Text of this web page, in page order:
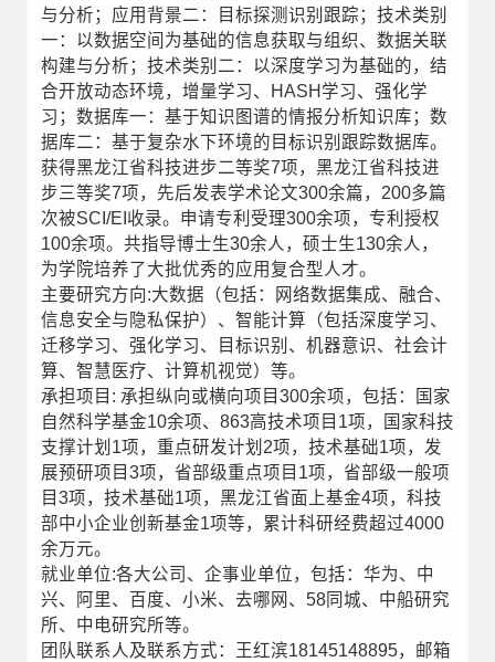
与分析；应用背景二：目标探测识别跟踪；技术类别
一：以数据空间为基础的信息获取与组织、数据关联
构建与分析；技术类别二：以深度学习为基础的，结
合开放动态环境，增量学习、HASH学习、强化学
习；数据库一：基于知识图谱的情报分析知识库；数
据库二：基于复杂水下环境的目标识别跟踪数据库。
获得黑龙江省科技进步二等奖7项，黑龙江省科技进
步三等奖7项，先后发表学术论文300余篇，200多篇
次被SCI/EI收录。申请专利受理300余项，专利授权
100余项。共指导博士生30余人，硕士生130余人，
为学院培养了大批优秀的应用复合型人才。
主要研究方向:大数据（包括：网络数据集成、融合、
信息安全与隐私保护）、智能计算（包括深度学习、
迁移学习、强化学习、目标识别、机器意识、社会计
算、智慧医疗、计算机视觉）等。
承担项目: 承担纵向或横向项目300余项，包括：国家
自然科学基金10余项、863高技术项目1项，国家科技
支撑计划1项，重点研发计划2项，技术基础1项，发
展预研项目3项，省部级重点项目1项，省部级一般项
目3项，技术基础1项，黑龙江省面上基金4项，科技
部中小企业创新基金1项等，累计科研经费超过4000
余万元。
就业单位:各大公司、企事业单位，包括：华为、中
兴、阿里、百度、小米、去哪网、58同城、中船研究
所、中电研究所等。
团队联系人及联系方式：王红滨18145148895，邮箱